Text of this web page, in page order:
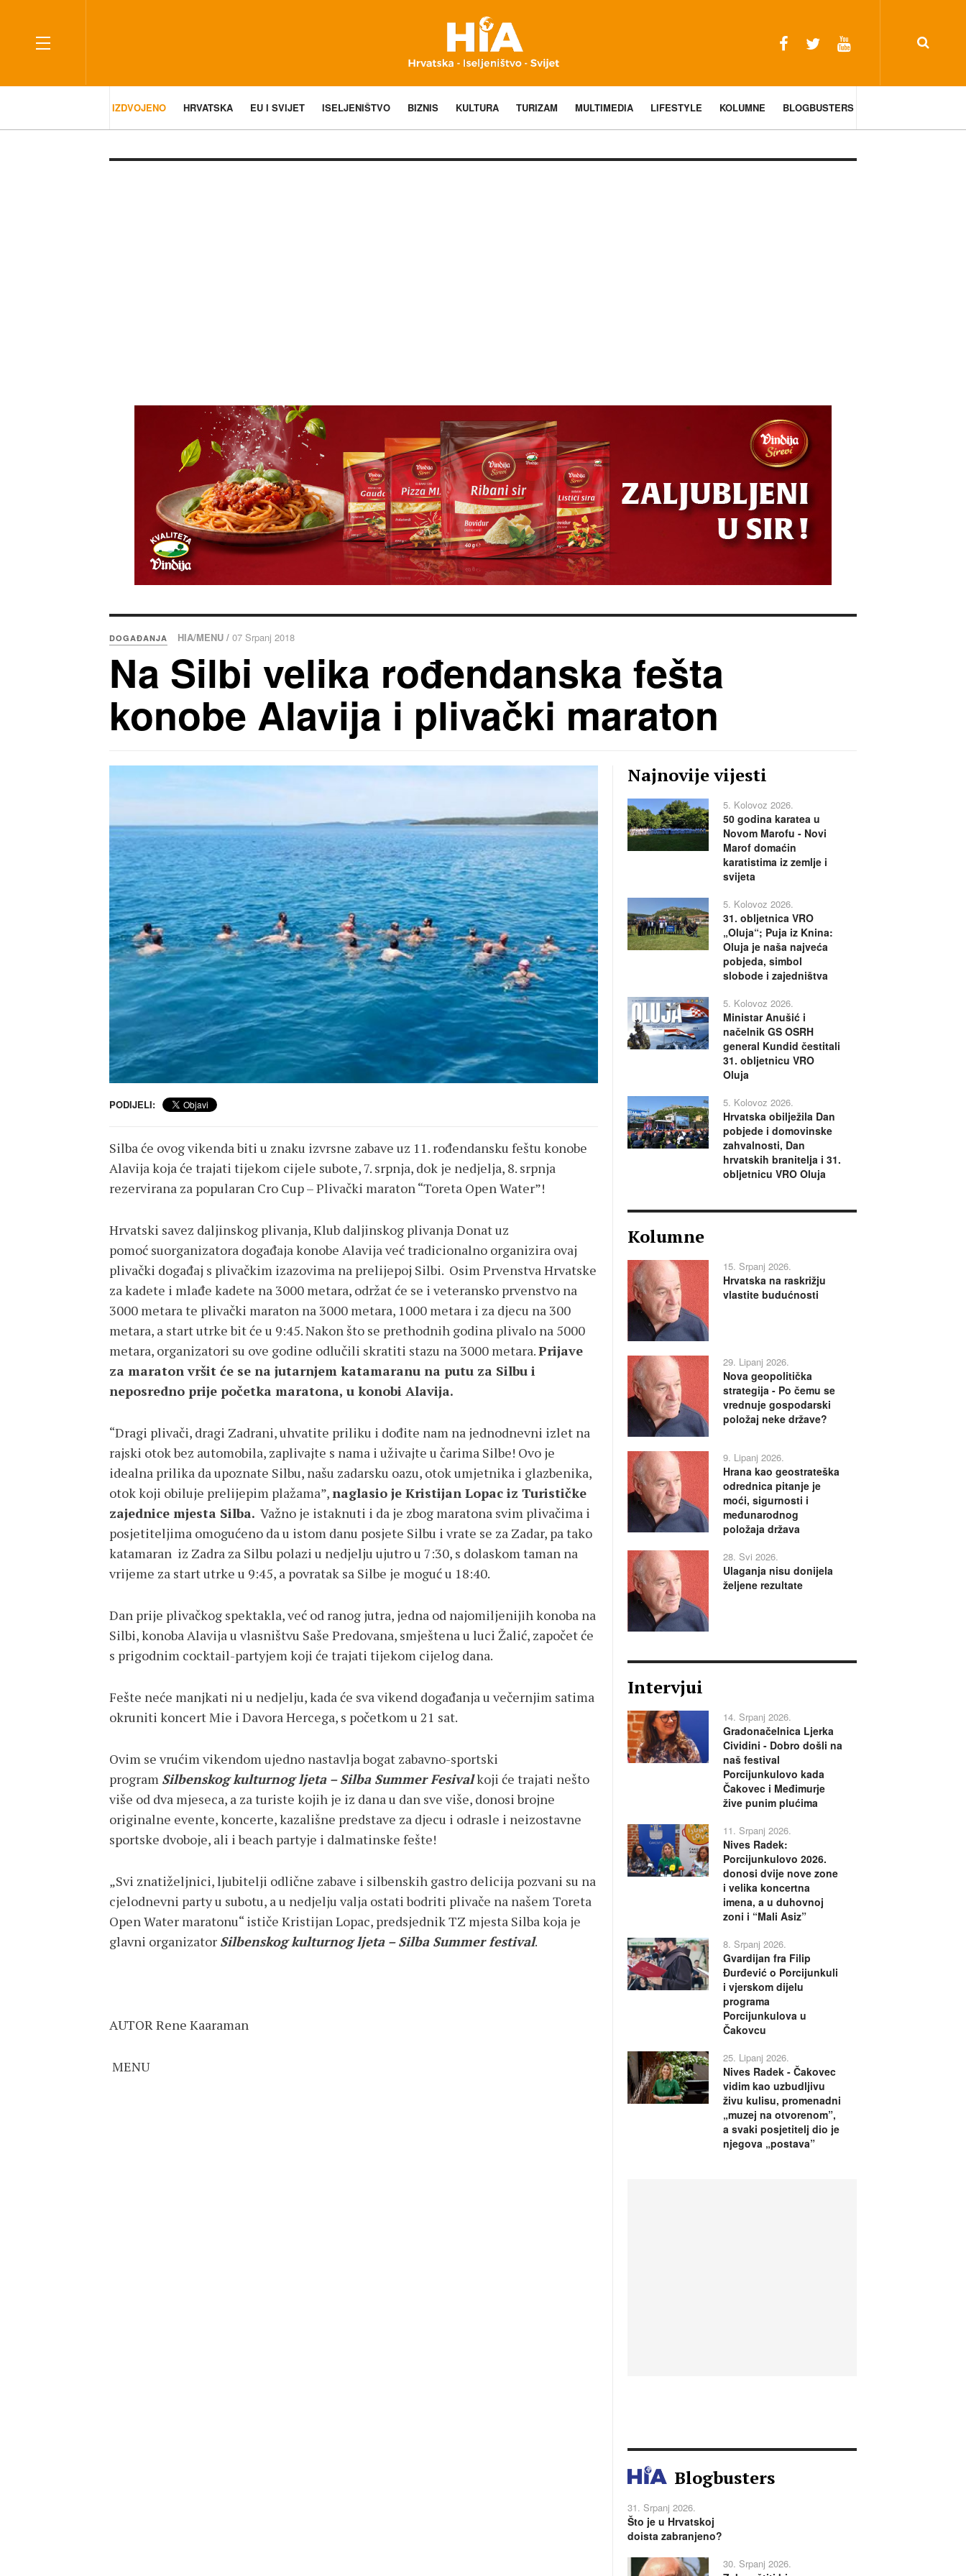
IZDVOJENO HRVATSKA EU I SVIJET ISELJENIŠTVO BIZNIS KULTURA TURIZAM MULTIMEDIA LIFESTYLE KOLUMNE BLOGBUSTERS
DOGAĐANJA HIA/MENU / 07 Srpanj 2018
Na Silbi velika rođendanska fešta
konobe Alavija i plivački maraton
PODIJELI:
Silba će ovog vikenda biti u znaku izvrsne zabave uz 11. rođendansku feštu konobe
Alavija koja će trajati tijekom cijele subote, 7. srpnja, dok je nedjelja, 8. srpnja
rezervirana za popularan Cro Cup – Plivački maraton “Toreta Open Water”!
Hrvatski savez daljinskog plivanja, Klub daljinskog plivanja Donat uz
pomoć suorganizatora događaja konobe Alavija već tradicionalno organizira ovaj
plivački događaj s plivačkim izazovima na prelijepoj Silbi. Osim Prvenstva Hrvatske
za kadete i mlađe kadete na 3000 metara, održat će se i veteransko prvenstvo na
3000 metara te plivački maraton na 3000 metara, 1000 metara i za djecu na 300
metara, a start utrke bit će u 9:45. Nakon što se prethodnih godina plivalo na 5000
metara, organizatori su ove godine odlučili skratiti stazu na 3000 metara.Prijave
za maraton vršit će se na jutarnjem katamaranu na putu za Silbu i
neposredno prije početka maratona, u konobi Alavija.
“Dragi plivači, dragi Zadrani, uhvatite priliku i dođite nam na jednodnevni izlet na
rajski otok bez automobila, zaplivajte s nama i uživajte u čarima Silbe! Ovo je
idealna prilika da upoznate Silbu, našu zadarsku oazu, otok umjetnika i glazbenika,
otok koji obiluje prelijepim plažama”,naglasio je Kristijan Lopac iz Turističke
zajednice mjesta Silba. Važno je istaknuti i da je zbog maratona svim plivačima i
posjetiteljima omogućeno da u istom danu posjete Silbu i vrate se za Zadar, pa tako
katamaran iz Zadra za Silbu polazi u nedjelju ujutro u 7:30, s dolaskom taman na
vrijeme za start utrke u 9:45, a povratak sa Silbe je moguć u 18:40.
Dan prije plivačkog spektakla, već od ranog jutra, jedna od najomiljenijih konoba na
Silbi, konoba Alavija u vlasništvu Saše Predovana, smještena u luci Žalić, započet će
s prigodnim cocktail-partyjem koji će trajati tijekom cijelog dana.
Fešte neće manjkati ni u nedjelju, kada će sva vikend događanja u večernjim satima
okruniti koncert Mie i Davora Hercega, s početkom u 21 sat.
Ovim se vrućim vikendom ujedno nastavlja bogat zabavno-sportski
program Silbenskog kulturnog ljeta – Silba Summer Fesivalkoji će trajati nešto
više od dva mjeseca, a za turiste kojih je iz dana u dan sve više, donosi brojne
originalne evente, koncerte, kazališne predstave za djecu i odrasle i neizostavne
sportske dvoboje, ali i beach partyje i dalmatinske fešte!
„Svi znatiželjnici, ljubitelji odlične zabave i silbenskih gastro delicija pozvani su na
cjelodnevni party u subotu, a u nedjelju valja ostati bodriti plivače na našem Toreta
Open Water maratonu“ ističe Kristijan Lopac, predsjednik TZ mjesta Silba koja je
glavni organizator Silbenskog kulturnog ljeta – Silba Summer festival.
AUTOR Rene Kaaraman
MENU
Najnovije vijesti
5. Kolovoz 2026.
50 godina karatea u
Novom Marofu - Novi
Marof domaćin
karatistima iz zemlje i
svijeta
5. Kolovoz 2026.
31. obljetnica VRO
„Oluja“; Puja iz Knina:
Oluja je naša najveća
pobjeda, simbol
slobode i zajedništva
5. Kolovoz 2026.
Ministar Anušić i
načelnik GS OSRH
general Kundid čestitali
31. obljetnicu VRO
Oluja
5. Kolovoz 2026.
Hrvatska obilježila Dan
pobjede i domovinske
zahvalnosti, Dan
hrvatskih branitelja i 31.
obljetnicu VRO Oluja
Kolumne
15. Srpanj 2026.
Hrvatska na raskrižju
vlastite budućnosti
29. Lipanj 2026.
Nova geopolitička
strategija - Po čemu se
vrednuje gospodarski
položaj neke države?
9. Lipanj 2026.
Hrana kao geostrateška
odrednica pitanje je
moći, sigurnosti i
međunarodnog
položaja država
28. Svi 2026.
Ulaganja nisu donijela
željene rezultate
Intervjui
14. Srpanj 2026.
Gradonačelnica Ljerka
Cividini - Dobro došli na
naš festival
Porcijunkulovo kada
Čakovec i Međimurje
žive punim plućima
11. Srpanj 2026.
Nives Radek:
Porcijunkulovo 2026.
donosi dvije nove zone
i velika koncertna
imena, a u duhovnoj
zoni i “Mali Asiz”
8. Srpanj 2026.
Gvardijan fra Filip
Đurđević o Porcijunkuli
i vjerskom dijelu
programa
Porcijunkulova u
Čakovcu
25. Lipanj 2026.
Nives Radek - Čakovec
vidim kao uzbudljivu
živu kulisu, promenadni
„muzej na otvorenom”,
a svaki posjetitelj dio je
njegova „postava”
Blogbusters
31. Srpanj 2026.
Što je u Hrvatskoj
doista zabranjeno?
30. Srpanj 2026.